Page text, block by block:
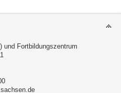
und Fortbildungszentrum